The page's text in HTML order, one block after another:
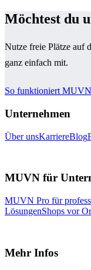
Möchtest du
Nutze freie Plätze auf
ganz einfach mit.
So funktioniert
Unternehmen
Über unsKarriereBlog
MUVN für
MUVN Pro für
LösungenShops vor
Mehr Infos